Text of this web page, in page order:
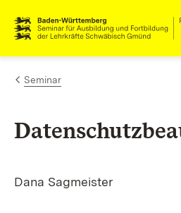
Zum Inhalt springen
Link zur Startseite
Seminar
Dana Sagmeister